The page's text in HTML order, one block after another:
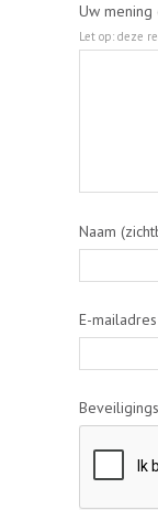
Uw
Let op: deze
Naam
E-